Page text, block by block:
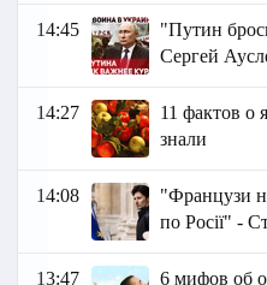
14:45
"Путин
Сергей
14:27
11 фактов о
знали
14:08
"Французи
по Росії" -
13:47 6 мифов об